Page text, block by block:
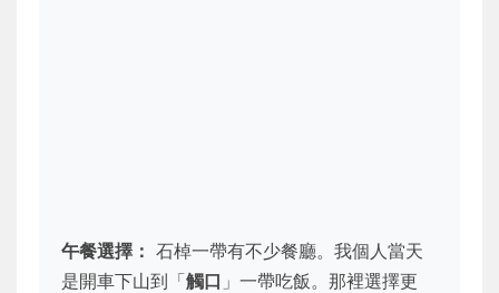
午餐選擇： 石棹一帶有不少餐廳。我個人當天
是開車下山到「觸口 」一帶吃飯。那裡選擇更